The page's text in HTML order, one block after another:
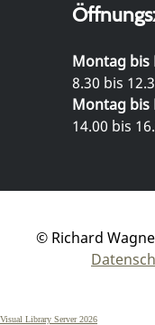
Montag bis
8.30 bis
Montag bis
14.00 bis
© Richard
Visual Library Server 2026